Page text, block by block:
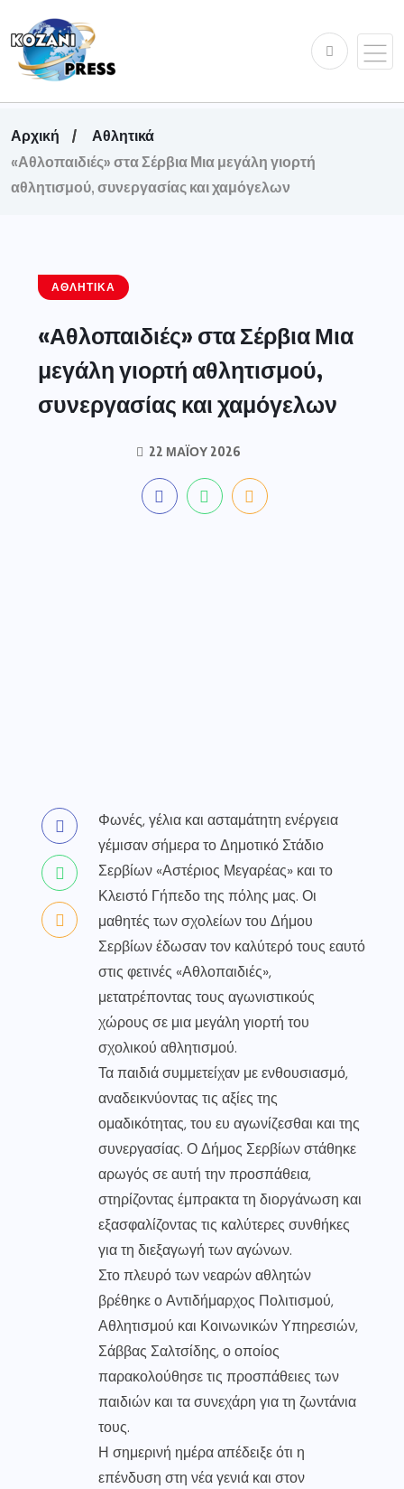
Αρχική
Αθλητικά
«Αθλοπαιδιές» στα Σέρβια Μια μεγάλη γιορτή
αθλητισμού, συνεργασίας και χαμόγελων
ΑΘΛΗΤΙΚΆ
«Αθλοπαιδιές» στα Σέρβια Μια
μεγάλη γιορτή αθλητισμού,
συνεργασίας και χαμόγελων
22 ΜΑΪ́ΟΥ 2026
Φωνές, γέλια και ασταμάτητη ενέργεια
γέμισαν σήμερα το Δημοτικό Στάδιο
Σερβίων «Αστέριος Μεγαρέας» και το
Κλειστό Γήπεδο της πόλης μας. Οι
μαθητές των σχολείων του Δήμου
Σερβίων έδωσαν τον καλύτερό τους εαυτό
στις φετινές «Αθλοπαιδιές»,
μετατρέποντας τους αγωνιστικούς
χώρους σε μια μεγάλη γιορτή του
σχολικού αθλητισμού.
Τα παιδιά συμμετείχαν με ενθουσιασμό,
αναδεικνύοντας τις αξίες της
ομαδικότητας, του ευ αγωνίζεσθαι και της
συνεργασίας. Ο Δήμος Σερβίων στάθηκε
αρωγός σε αυτή την προσπάθεια,
στηρίζοντας έμπρακτα τη διοργάνωση και
εξασφαλίζοντας τις καλύτερες συνθήκες
για τη διεξαγωγή των αγώνων.
Στο πλευρό των νεαρών αθλητών
βρέθηκε ο Αντιδήμαρχος Πολιτισμού,
Αθλητισμού και Κοινωνικών Υπηρεσιών,
Σάββας Σαλτσίδης, ο οποίος
παρακολούθησε τις προσπάθειες των
παιδιών και τα συνεχάρη για τη ζωντάνια
τους.
Η σημερινή ημέρα απέδειξε ότι η
επένδυση στη νέα γενιά και στον